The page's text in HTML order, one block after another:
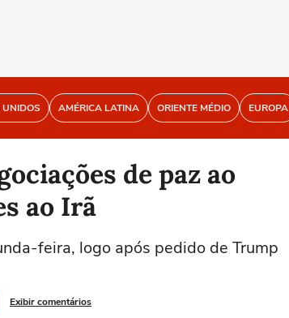
UNIDOS AMÉRICA LATINA ORIENTE MÉDIO EUROPA
de paz ao
ao Irã
feira, logo após pedido de Trump
Exibir comentários